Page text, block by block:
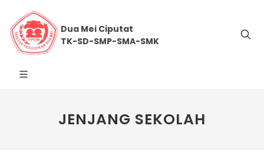
Dua Mei Ciputat
TK-SD-SMP-SMA-SMK
JENJANG SEKOLAH